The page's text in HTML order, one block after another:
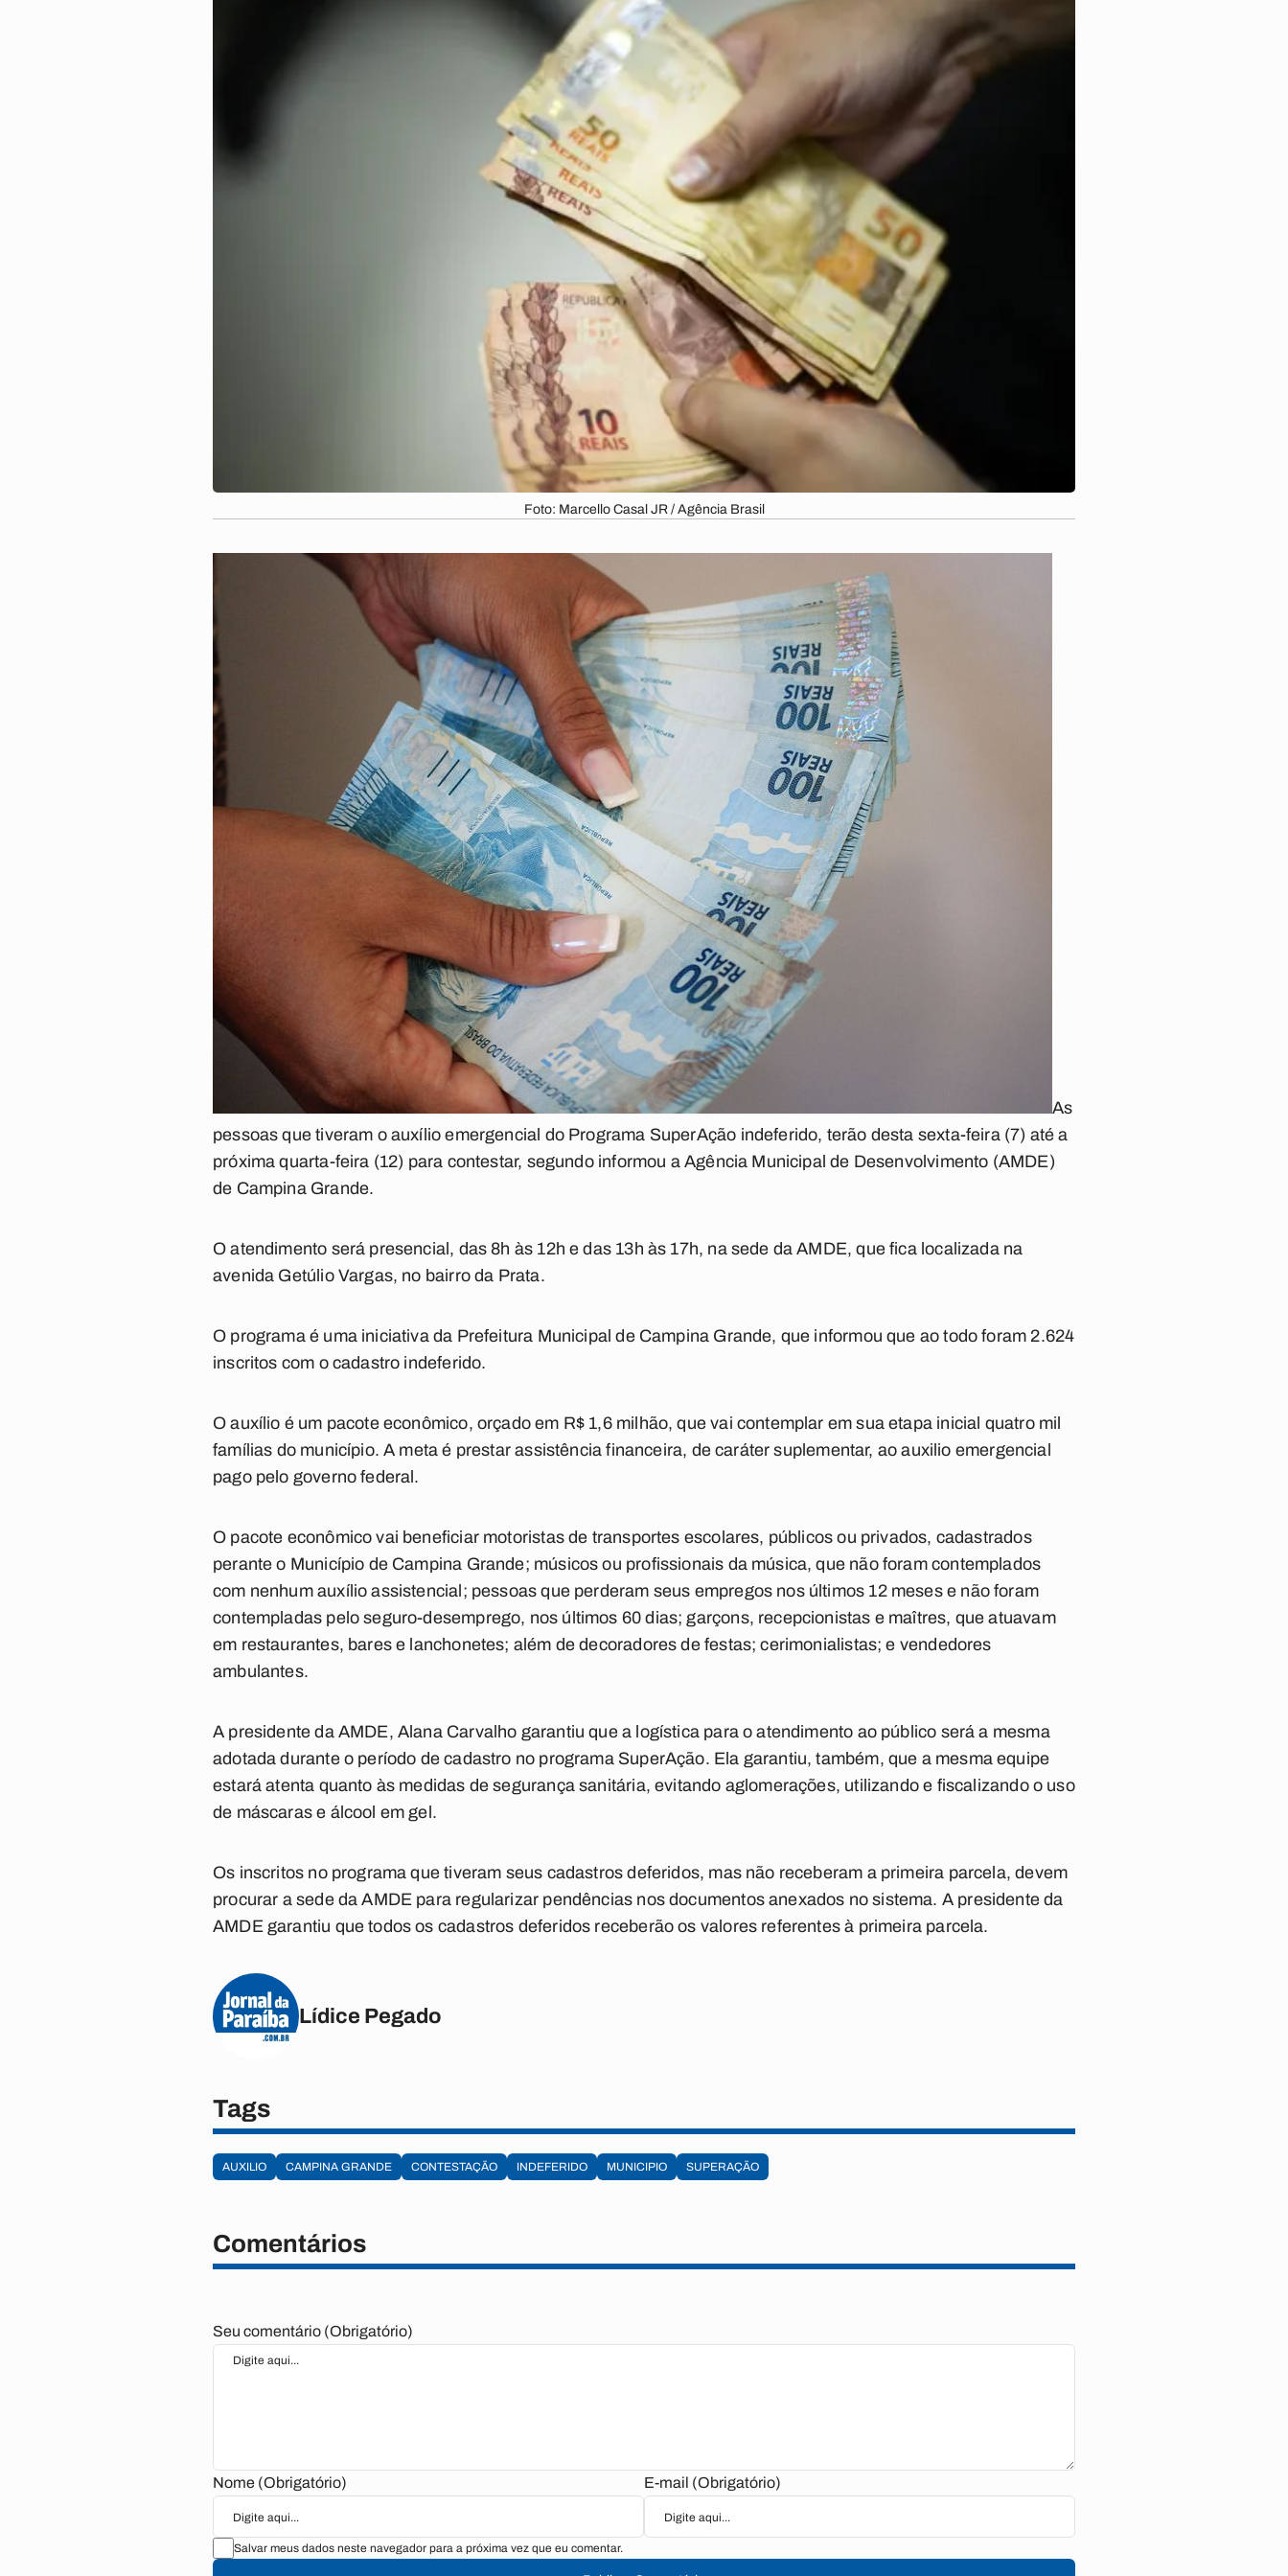
Foto: Marcello Casal JR / Agência Brasil
As
pessoas que tiveram o auxílio emergencial do Programa SuperAção indeferido, terão desta sexta-feira (7) até a
próxima quarta-feira (12) para contestar, segundo informou a Agência Municipal de Desenvolvimento (AMDE)
de Campina Grande.
O atendimento será presencial, das 8h às 12h e das 13h às 17h, na sede da AMDE, que fica localizada na
avenida Getúlio Vargas, no bairro da Prata.
O programa é uma iniciativa da Prefeitura Municipal de Campina Grande, que informou que ao todo foram 2.624
inscritos com o cadastro indeferido.
O auxílio é um pacote econômico, orçado em R$ 1,6 milhão, que vai contemplar em sua etapa inicial quatro mil
famílias do município. A meta é prestar assistência financeira, de caráter suplementar, ao auxilio emergencial
pago pelo governo federal.
O pacote econômico vai beneficiar motoristas de transportes escolares, públicos ou privados, cadastrados
perante o Município de Campina Grande; músicos ou profissionais da música, que não foram contemplados
com nenhum auxílio assistencial; pessoas que perderam seus empregos nos últimos 12 meses e não foram
contempladas pelo seguro-desemprego, nos últimos 60 dias; garçons, recepcionistas e maîtres, que atuavam
em restaurantes, bares e lanchonetes; além de decoradores de festas; cerimonialistas; e vendedores
ambulantes.
A presidente da AMDE, Alana Carvalho garantiu que a logística para o atendimento ao público será a mesma
adotada durante o período de cadastro no programa SuperAção. Ela garantiu, também, que a mesma equipe
estará atenta quanto às medidas de segurança sanitária, evitando aglomerações, utilizando e fiscalizando o uso
de máscaras e álcool em gel.
Os inscritos no programa que tiveram seus cadastros deferidos, mas não receberam a primeira parcela, devem
procurar a sede da AMDE para regularizar pendências nos documentos anexados no sistema. A presidente da
AMDE garantiu que todos os cadastros deferidos receberão os valores referentes à primeira parcela.
Lídice Pegado
Tags
AUXILIO CAMPINA GRANDE CONTESTAÇÃO INDEFERIDO MUNICIPIO SUPERAÇÃO
Comentários
Seu comentário (Obrigatório)
Nome (Obrigatório) E-mail (Obrigatório)
Salvar meus dados neste navegador para a próxima vez que eu comentar.